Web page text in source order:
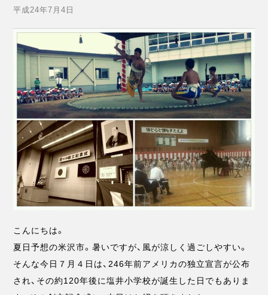
平成24年7月4日
こんにちは。
夏日予想の米沢市。暑いですが、風が涼しく過ごしやすい。
そんな今日７月４日は、246年前アメリカの独立宣言が公布
され、その約120年後に塩井小学校が誕生した日でもありま